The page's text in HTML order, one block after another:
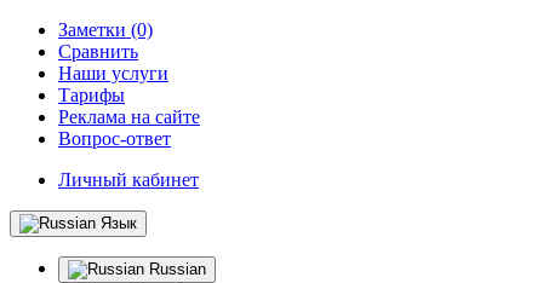
Заметки (0)
Сравнить
Наши услуги
Тарифы
Реклама на сайте
Вопрос-ответ
Личный кабинет
Язык
Russian